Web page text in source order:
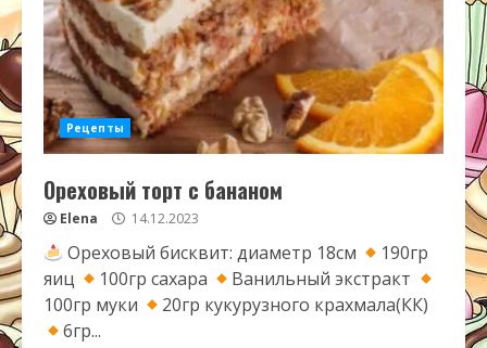
Рецепты
Ореховый торт с бананом
Elena 14.12.2023
Ореховый бисквит: диаметр 18см
190гр
яиц
100гр сахара
Ванильный экстракт
100гр муки
20гр кукурузного крахмала(КК)
6гр...